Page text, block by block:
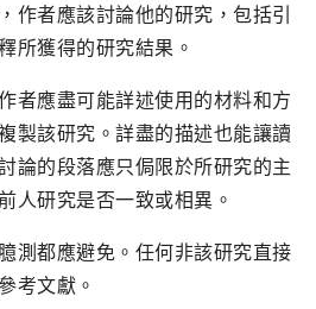
作者應該討論他的研究，包括引
所獲得的研究結果。
者應盡可能詳述使用的材料和方
製該研究。詳盡的描述也能讓讀
論的段落應只侷限於所研究的主
人研究是否一致或相異。
測都應避免。任何非該研究直接
考文獻。